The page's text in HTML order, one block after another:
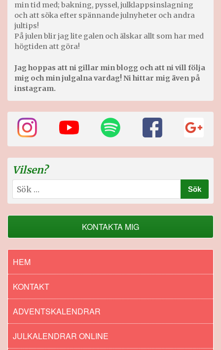
min tid med; bakning, pyssel, julklappsinslagning
och att söka efter spännande julnyheter och andra
jultips!
På julen blir jag lite galen och älskar allt som har med
högtiden att göra!
Jag hoppas att ni gillar min blogg och att ni vill följa
mig och min julgalna vardag! Ni hittar mig även på
instagram.
Vilsen?
Sök
efter:
KONTAKTA MIG
HEM
KONTAKT
ADVENTSKALENDRAR
JULKALENDRAR ONLINE